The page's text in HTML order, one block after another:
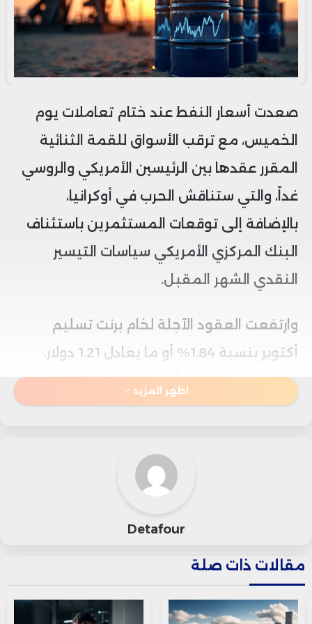
صعدت أسعار النفط عند ختام تعاملات يوم
الخميس، مع ترقب الأسواق للقمة الثنائية
المقرر عقدها بين الرئيسين الأمريكي والروسي
غداً، والتي ستناقش الحرب في أوكرانيا،
بالإضافة إلى توقعات المستثمرين باستئناف
البنك المركزي الأمريكي سياسات التيسير
النقدي الشهر المقبل.
وارتفعت العقود الآجلة لخام برنت تسليم
أكتوبر بنسبة 1.84% أو ما يعادل 1.21 دولار،
مسجلة 66.84 دولاراً للبرميل، فيما سجلت
العقود الآجلة لخام نايمكس الأمريكي تسليم
الرئيس الأمريكي “دونالد ترامب” ونظيره
الروسي “فلاديمير بوتين” في ألاسكا، لمناقشة
اظهر المزيد
Detafour
مقالات ذات صلة